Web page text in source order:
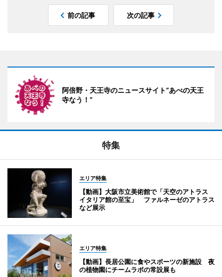
前の記事 次の記事
阿倍野・天王寺のニュースサイト“あべの天王
寺なう！”
特集
エリア特集
【動画】大阪市立美術館で「天空のアトラス
イタリア館の至宝」 ファルネーゼのアトラス
など展示
エリア特集
【動画】長居公園に食やスポーツの新施設 夜
の植物園にチームラボの常設展も